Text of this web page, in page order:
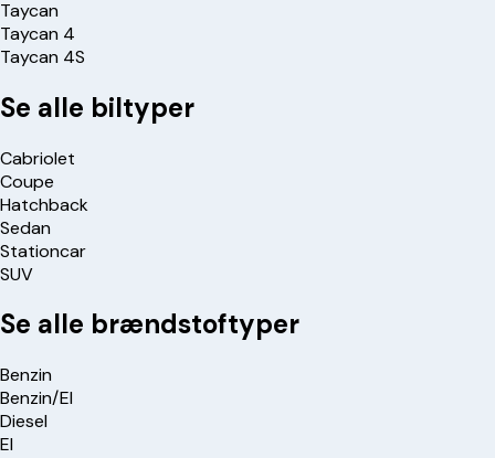
Taycan
Taycan 4
Taycan 4S
Se alle biltyper
Cabriolet
Coupe
Hatchback
Sedan
Stationcar
SUV
Se alle brændstoftyper
Benzin
Benzin/El
Diesel
El